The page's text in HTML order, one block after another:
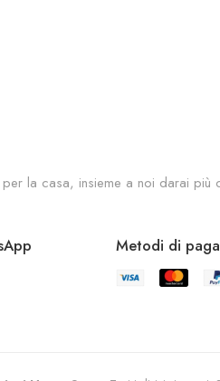
la casa, insieme a noi darai
Metodi di